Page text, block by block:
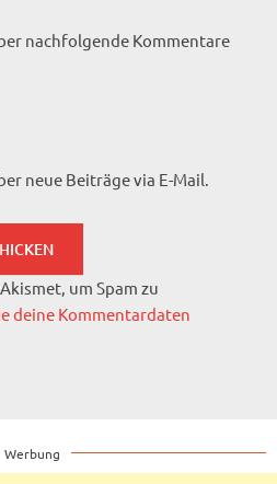
nachfolgende Kommentare
neue Beiträge via E-Mail.
um Spam zu
deine Kommentardaten
Werbung